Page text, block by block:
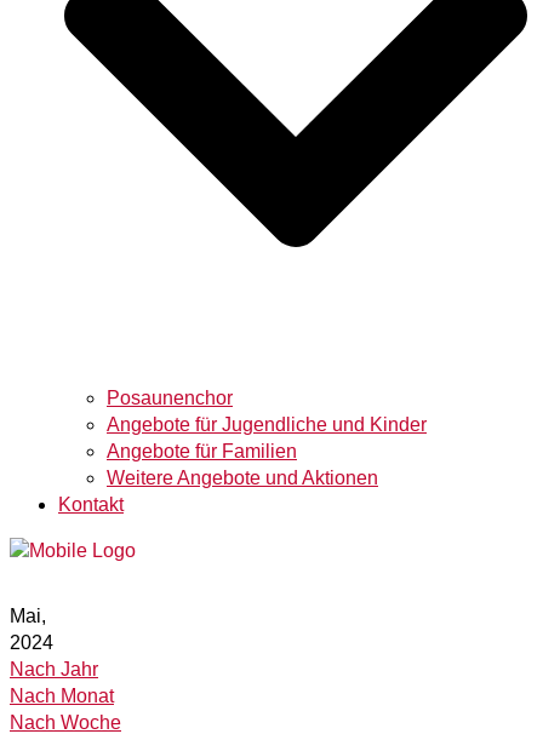
Posaunenchor
Angebote für Jugendliche und Kinder
Angebote für Familien
Weitere Angebote und Aktionen
Kontakt
Mai,
2024
Nach Jahr
Nach Monat
Nach Woche